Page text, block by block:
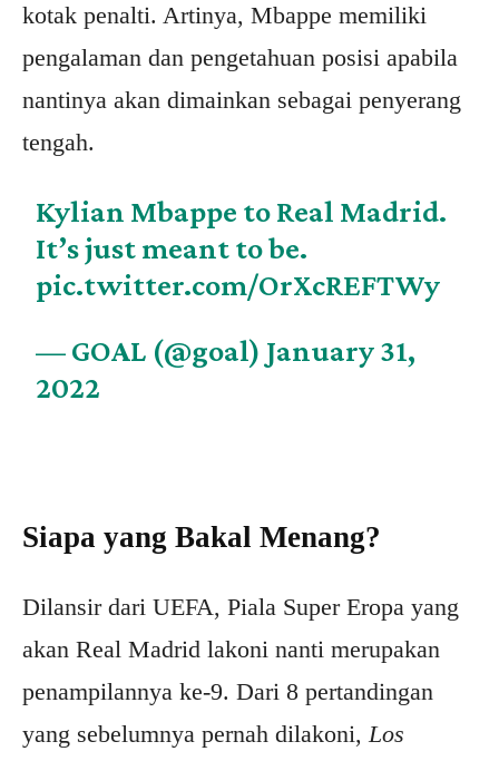
kotak penalti. Artinya, Mbappe memiliki
pengalaman dan pengetahuan posisi apabila
nantinya akan dimainkan sebagai penyerang
tengah.
Kylian Mbappe to Real Madrid.
It’s just meant to be.
pic.twitter.com/OrXcREFTWy
— GOAL (@goal) January 31,
2022
Siapa yang Bakal Menang?
Dilansir dari UEFA, Piala Super Eropa yang
akan Real Madrid lakoni nanti merupakan
penampilannya ke-9. Dari 8 pertandingan
yang sebelumnya pernah dilakoni,Los